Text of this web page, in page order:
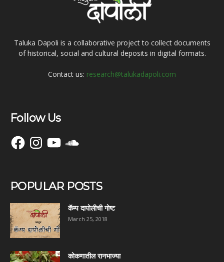
Taluka Dapoli is a collaborative project to collect documents
of historical, social and cultural deposits in digital formats.
Contact us: research@talukadapoli.com
Follow Us
FacebookInstagramYouTubeSoundCloud
POPULAR POSTS
कॅम्प दापोलीची गोष्ट
March 25, 2018
कोकणातील रानभाज्या